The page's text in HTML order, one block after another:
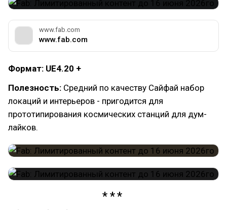
www.fab.com
www.fab.com
Формат: UE4.20 +
Полезность: Средний по качеству Сайфай набор
локаций и интерьеров - пригодится для
прототипирования космических станций для дум-
лайков.